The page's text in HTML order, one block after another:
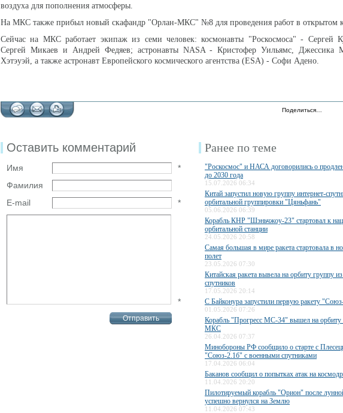
воздуха для пополнения атмосферы.
На МКС также прибыл новый скафандр "Орлан-МКС" №8 для проведения работ в открытом
Сейчас на МКС работает экипаж из семи человек: космонавты "Роскосмоса" - Сергей
Сергей Микаев и Андрей Федяев; астронавты NASA - Кристофер Уильямс,
Хэтэуэй, а также астронавт Европейского космического агентства (ESA) - Софи Адено.
Поделиться…
Оставить комментарий
Имя
*
Фамилия
E-mail
*
*
Ранее по теме
"Роскосмос" и НАСА договорились о
до 2030 года
15.07.2026 06:34
Китай запустил новую группу интернет-
орбитальной группировки "Цяньфань"
05.06.2026 06:39
Корабль КНР "Шэньчжоу-23" стартовал к
орбитальной станции
24.05.2026 20:58
Самая большая в мире ракета стартовала в
полет
23.05.2026 07:30
Китайская ракета вывела на орбиту группу
спутников
17.05.2026 20:14
С Байконура запустили первую ракету
01.05.2026 07:26
Корабль "Прогресс МС-34" вышел на орбиту
МКС
26.04.2026 07:37
Минобороны РФ сообщило о старте с
"Союз-2.1б" с военными спутниками
17.04.2026 06:04
Баканов сообщил о попытках атак на
11.04.2026 20:20
Пилотируемый корабль "Орион" после
успешно вернулся на Землю
11.04.2026 07:43